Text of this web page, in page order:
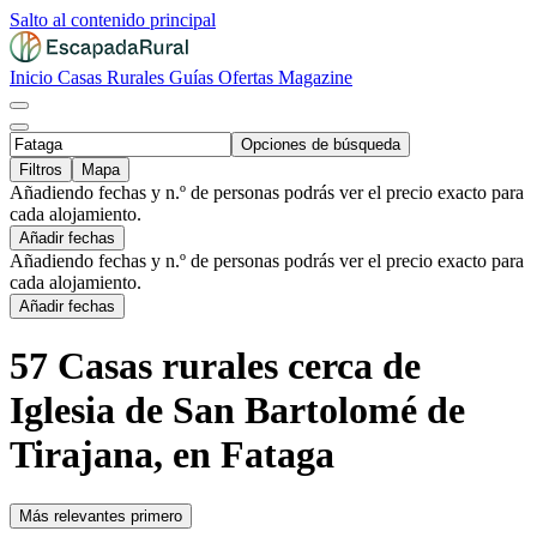
Salto al contenido principal
Inicio Casas Rurales Guías Ofertas Magazine
Opciones de búsqueda
Filtros
Mapa
Añadiendo fechas y n.º de personas podrás ver el precio exacto para
cada alojamiento.
Añadir fechas
Añadiendo fechas y n.º de personas podrás ver el precio exacto para
cada alojamiento.
Añadir fechas
57 Casas rurales cerca de
Iglesia de San Bartolomé de
Tirajana, en Fataga
Más relevantes primero